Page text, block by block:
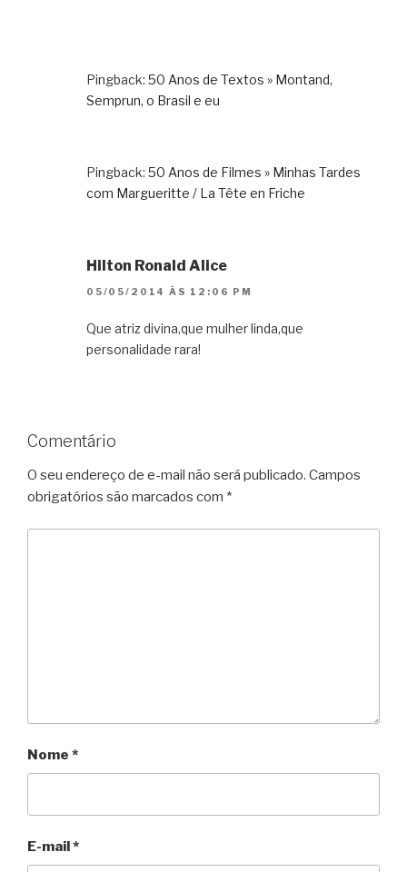
Pingback: 50 Anos de Textos » Montand,
Semprun, o Brasil e eu
Pingback: 50 Anos de Filmes » Minhas Tardes
com Margueritte / La Tête en Friche
Hilton Ronald Alice
05/05/2014 ÀS 12:06 PM
Que atriz divina,que mulher linda,que
personalidade rara!
Comentário
O seu endereço de e-mail não será publicado. Campos
obrigatórios são marcados com *
Nome *
E-mail*